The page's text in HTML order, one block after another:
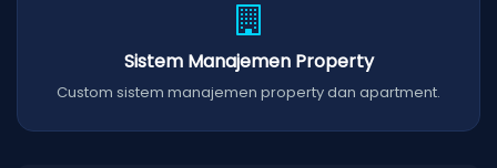
Sistem Manajemen Property
Custom sistem manajemen property dan apartment.